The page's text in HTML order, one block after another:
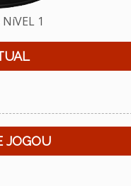
1
JOGOU